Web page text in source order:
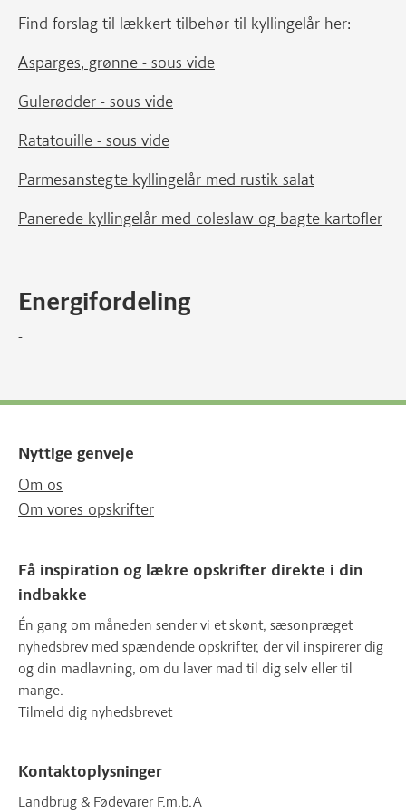
Find forslag til lækkert tilbehør til kyllingelår her:
Asparges, grønne - sous vide
Gulerødder - sous vide
Ratatouille - sous vide
Parmesanstegte kyllingelår med rustik salat
Panerede kyllingelår med coleslaw og bagte kartofler
Energifordeling
-
Nyttige genveje
Om os
Om vores opskrifter
Få inspiration og lækre opskrifter direkte i din
indbakke
Én gang om måneden sender vi et skønt, sæsonpræget
nyhedsbrev med spændende opskrifter, der vil inspirerer dig
og din madlavning, om du laver mad til dig selv eller til
mange.
Tilmeld dig nyhedsbrevet
Kontaktoplysninger
Landbrug & Fødevarer F.m.b.A